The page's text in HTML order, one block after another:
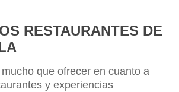
RESTAURANTES DE
que ofrecer en cuanto a
y experiencias